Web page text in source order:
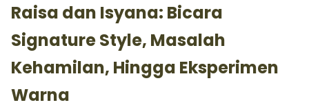
Raisa dan Isyana: Bicara
Signature Style, Masalah
Kehamilan, Hingga Eksperimen
Warna